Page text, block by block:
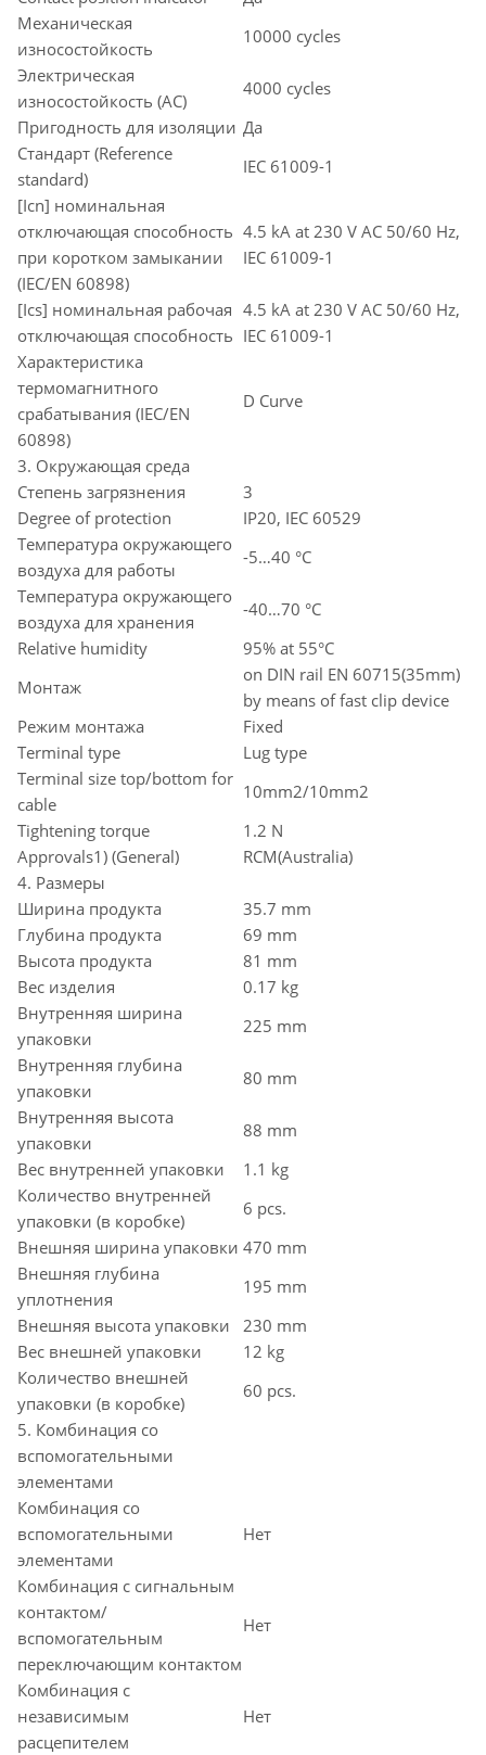
Механическая
износостойкость
10000 cycles
Электрическая
износостойкость (AC)
4000 cycles
Пригодность для изоляции Да
Стандарт (Reference
standard)
IEC 61009-1
[Icn] номинальная
отключающая способность
при коротком замыкании
(IEC/EN 60898)
4.5 kA at 230 V AC 50/60 Hz,
IEC 61009-1
[Ics] номинальная рабочая
отключающая способность
4.5 kA at 230 V AC 50/60 Hz,
IEC 61009-1
Характеристика
термомагнитного
срабатывания (IEC/EN
60898)
D Curve
3. Окружающая среда
Степень загрязнения
3
Degree of protection
IP20, IEC 60529
Температура окружающего
воздуха для работы
-5…40 °C
Температура окружающего
воздуха для хранения
-40…70 °C
Relative humidity
95% at 55°C
Монтаж
on DIN rail EN 60715(35mm)
by means of fast clip device
Режим монтажа
Fixed
Terminal type
Lug type
Terminal size top/bottom for
cable
10mm2/10mm2
Tightening torque
1.2 N
Approvals1) (General)
RCM(Australia)
4. Размеры
Ширина продукта
35.7 mm
Глубина продукта
69 mm
Высота продукта
81 mm
Вес изделия
0.17 kg
Внутренняя ширина
упаковки
225 mm
Внутренняя глубина
упаковки
80 mm
Внутренняя высота
упаковки
88 mm
Вес внутренней упаковки
1.1 kg
Количество внутренней
упаковки (в коробке)
6 pcs.
Внешняя ширина упаковки 470 mm
Внешняя глубина
уплотнения
195 mm
Внешняя высота упаковки
230 mm
Вес внешней упаковки
12 kg
Количество внешней
упаковки (в коробке)
60 pcs.
5. Комбинация со
вспомогательными
элементами
Комбинация со
вспомогательными
элементами
Нет
Комбинация с сигнальным
контактом/
вспомогательным
переключающим контактом
Нет
Комбинация с
независимым
расцепителем
Нет